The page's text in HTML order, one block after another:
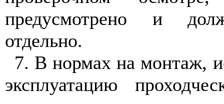
предусмотрено и
отдельно.
7. В нормах на монтаж,
эксплуатацию